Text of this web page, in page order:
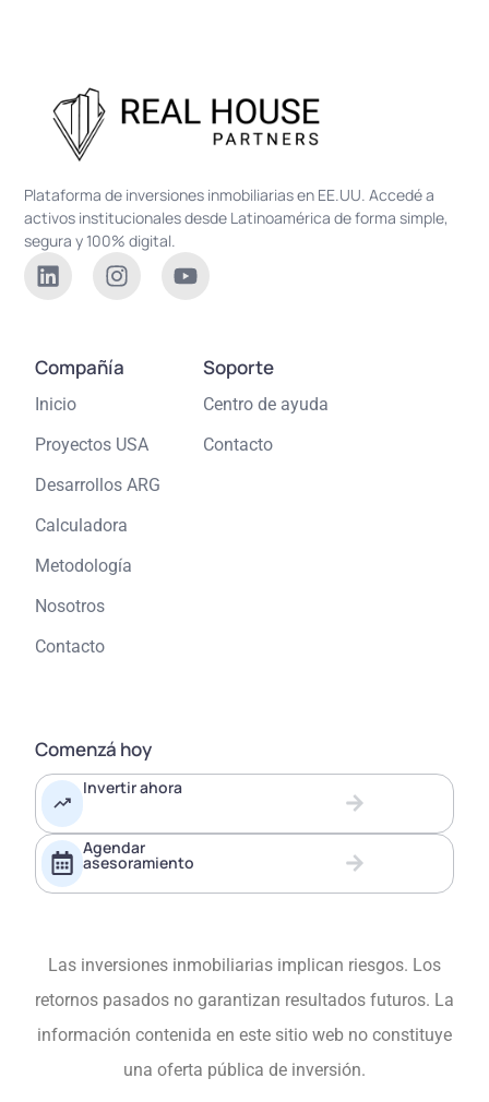
Plataforma de inversiones inmobiliarias en EE.UU. Accedé a
activos institucionales desde Latinoamérica de forma simple,
segura y 100% digital.
Compañía
Inicio
Proyectos USA
Desarrollos ARG
Calculadora
Metodología
Nosotros
Contacto
Soporte
Centro de ayuda
Contacto
Comenzá hoy
Invertir ahora
Agendar
asesoramiento
Las inversiones inmobiliarias implican riesgos. Los
retornos pasados no garantizan resultados futuros. La
información contenida en este sitio web no constituye
una oferta pública de inversión.